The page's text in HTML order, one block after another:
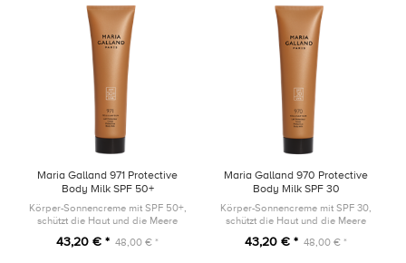
Maria Galland 971 Protective
Body Milk SPF 50+
CELLULAR'SUN 150ml
Körper-Sonnencreme mit SPF 50+,
schützt die Haut und die Meere
43,20 € * 48,00 € *
Maria Galland 970 Protective
Body Milk SPF 30
CELLULAR'SUN 150ml
Körper-Sonnencreme mit SPF 30,
schützt die Haut und die Meere
43,20 € * 48,00 € *